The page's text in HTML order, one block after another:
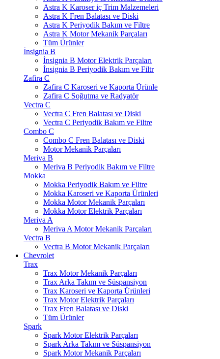
Astra K Karoser iç Trim Malzemeleri
Astra K Fren Balatası ve Diski
Astra K Periyodik Bakım ve Filtre
Astra K Motor Mekanik Parçaları
Tüm Ürünler
İnsignia B
İnsignia B Motor Elektrik Parçaları
İnsignia B Periyodik Bakım ve Filtr
Zafira C
Zafira C Karoseri ve Kaporta Ürünle
Zafira C Soğutma ve Radyatör
Vectra C
Vectra C Fren Balatası ve Diski
Vectra C Periyodik Bakım ve Filtre
Combo C
Combo C Fren Balatası ve Diski
Motor Mekanik Parçaları
Meriva B
Meriva B Periyodik Bakım ve Filtre
Mokka
Mokka Periyodik Bakım ve Filtre
Mokka Karoseri ve Kaporta Ürünleri
Mokka Motor Mekanik Parçaları
Mokka Motor Elektrik Parçaları
Meriva A
Meriva A Motor Mekanik Parçaları
Vectra B
Vectra B Motor Mekanik Parçaları
Chevrolet
Trax
Trax Motor Mekanik Parçaları
Trax Arka Takım ve Süspansiyon
Trax Karoseri ve Kaporta Ürünleri
Trax Motor Elektrik Parçaları
Trax Fren Balatası ve Diski
Tüm Ürünler
Spark
Spark Motor Elektrik Parçaları
Spark Arka Takım ve Süspansiyon
Spark Motor Mekanik Parçaları